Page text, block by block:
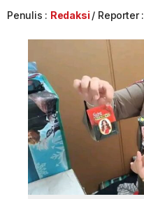
Penulis : Redaksi Reporter :